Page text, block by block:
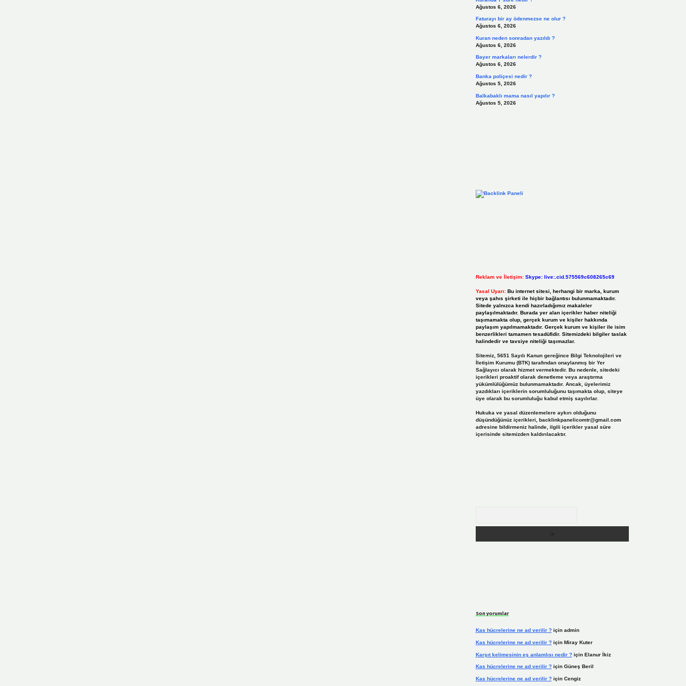
Ağustos 6, 2026
Faturayı bir ay ödenmezse ne olur ?
Ağustos 6, 2026
Kuran neden sonradan yazıldı ?
Ağustos 6, 2026
Bayer markaları nelerdir ?
Ağustos 6, 2026
Banka poliçesi nedir ?
Ağustos 5, 2026
Balkabaklı mama nasıl yapılır ?
Ağustos 5, 2026
Reklam ve İletişim: Skype: live:.cid.575569c608265c69
Yasal Uyarı: Bu internet sitesi, herhangi bir marka, kurum
veya şahıs şirketi ile hiçbir bağlantısı bulunmamaktadır.
Sitede yalnızca kendi hazırladığımız makaleler
paylaşılmaktadır. Burada yer alan içerikler haber niteliği
taşımamakta olup, gerçek kurum ve kişiler hakkında
paylaşım yapılmamaktadır. Gerçek kurum ve kişiler ile isim
benzerlikleri tamamen tesadüfidir. Sitemizdeki bilgiler taslak
halindedir ve tavsiye niteliği taşımazlar.
Sitemiz, 5651 Sayılı Kanun gereğince Bilgi Teknolojileri ve
İletişim Kurumu (BTK) tarafından onaylanmış bir Yer
Sağlayıcı olarak hizmet vermektedir. Bu nedenle, sitedeki
içerikleri proaktif olarak denetleme veya araştırma
yükümlülüğümüz bulunmamaktadır. Ancak, üyelerimiz
yazdıkları içeriklerin sorumluluğunu taşımakta olup, siteye
üye olarak bu sorumluluğu kabul etmiş sayılırlar.
Hukuka ve yasal düzenlemelere aykırı olduğunu
düşündüğünüz içerikleri, backlinkpanelicomtr@gmail.com
adresine bildirmeniz halinde, ilgili içerikler yasal süre
içerisinde sitemizden kaldırılacaktır.
Son yorumlar
Kas hücrelerine ne ad verilir ?için admin
Kas hücrelerine ne ad verilir ?için Miray Kuter
Karşıt kelimesinin eş anlamlısı nedir ?için Elanur İkiz
Kas hücrelerine ne ad verilir ?için Güneş Beril
Kas hücrelerine ne ad verilir ?için Cengiz